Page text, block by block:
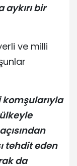
aykırı bir
ve milli
komşularıyla
tehdit eden
da